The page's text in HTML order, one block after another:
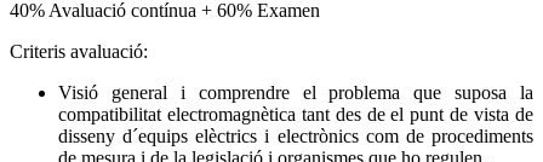
40% Avaluació contínua + 60% Examen
Criteris avaluació:
Visió general i comprendre el problema que suposa la
compatibilitat electromagnètica tant des de el punt de vista de
disseny d´equips elèctrics i electrònics com de procediments